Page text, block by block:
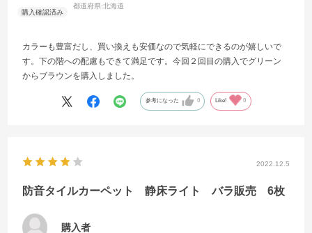
都道府県:北海道
カラーも豊富だし、買い換えも安価なので気軽にできるのが嬉しいで
す。下の階への配慮もできて満足です。今回２回目の購入でグリーン
からブラウンを購入しました。
参考になった 0 Like! 0
2022.12.5
防音タイルカーペット 静床ライト バラ販売 6枚
購入者